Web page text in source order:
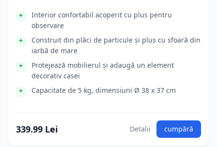
Interior confortabil acoperit cu plus pentru
observare
Construit din plăci de particule și plus cu sfoară din
iarbă de mare
Protejează mobilierul și adaugă un element
decorativ casei
Capacitate de 5 kg, dimensiuni Ø 38 x 37 cm
339.99 Lei Detalii cumpără